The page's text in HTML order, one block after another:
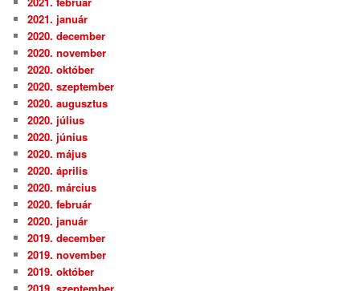
2021. január
2020. december
2020. november
2020. október
2020. szeptember
2020. augusztus
2020. július
2020. június
2020. május
2020. április
2020. március
2020. február
2020. január
2019. december
2019. november
2019. október